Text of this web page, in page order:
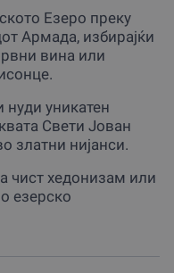
Езеро преку
Армада, избирајќи
вина или
нуди уникатен
Свети Јован
златни нијанси.
чист хедонизам или
езерско